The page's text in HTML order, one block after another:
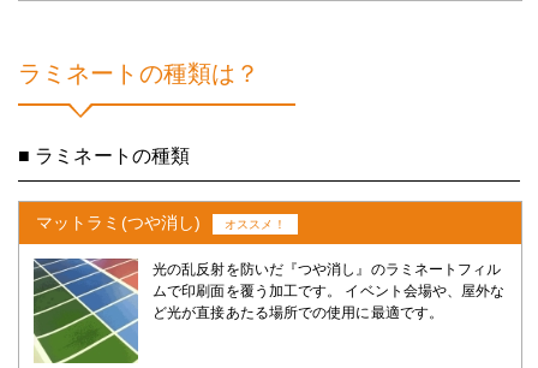
ラミネートの種類は？
■ ラミネートの種類
マットラミ(つや消し) オススメ！
光の乱反射を防いだ『つや消し』のラミネートフィル
ムで印刷面を覆う加工です。 イベント会場や、屋外な
ど光が直接あたる場所での使用に最適です。